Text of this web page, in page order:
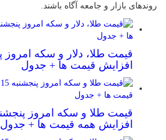
روندهای بازار و جامعه آگاه باشند.
افزایش قیمت ها + جدول
افزایش همه قیمت ها + جدول